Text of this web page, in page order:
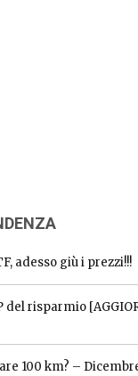
adesso giù i prezzi!!!
del risparmio
100 km? –